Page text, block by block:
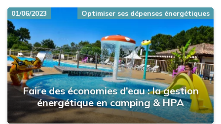
Faire des économies d’eau : la gestion
énergétique en camping & HPA
01/06/2023 Optimiser ses dépenses énergétiques